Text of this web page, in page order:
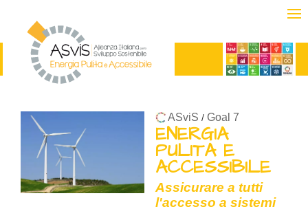
ASviS / Goal 7
ENERGIA
PULITA E
ACCESSIBILE
Assicurare a tutti
l'accesso a sistemi